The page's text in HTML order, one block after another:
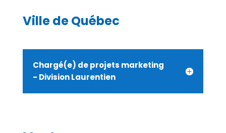
Ville de Québec
Chargé(e) de projets marketing
- Division Laurentien